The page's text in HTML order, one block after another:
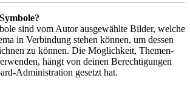
sind vom Autor ausgewählte Bilder, welche
in Verbindung stehen können, um dessen
zu können. Die Möglichkeit, Themen-
hängt von deinen Berechtigungen
Administration gesetzt hat.